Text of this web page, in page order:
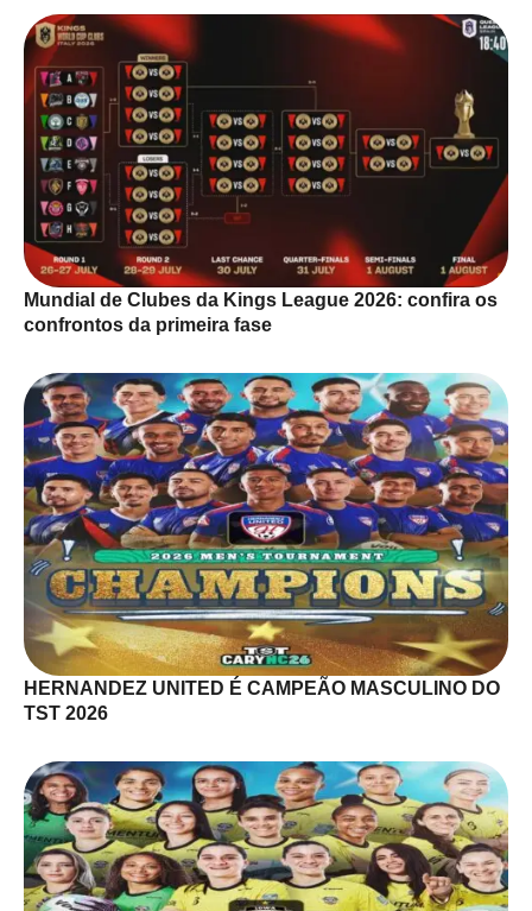
Mundial de Clubes da Kings League 2026: confira os
confrontos da primeira fase
HERNANDEZ UNITED É CAMPEÃO MASCULINO DO
TST 2026